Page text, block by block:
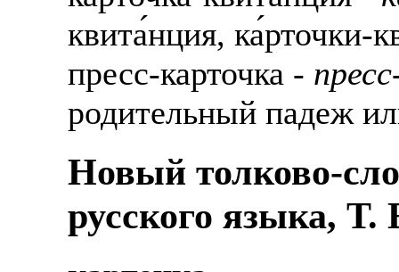
квита́нция, ка́рточки-
пресс-карточка -
родительный падеж
Новый толково-
русского языка,